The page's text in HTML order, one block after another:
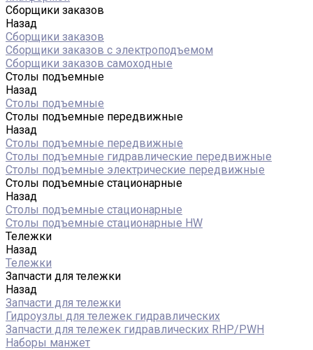
Сборщики заказов
Назад
Сборщики заказов
Сборщики заказов с электроподъемом
Сборщики заказов самоходные
Столы подъемные
Назад
Столы подъемные
Столы подъемные передвижные
Назад
Столы подъемные передвижные
Столы подъемные гидравлические передвижные
Столы подъемные электрические передвижные
Столы подъемные стационарные
Назад
Столы подъемные стационарные
Столы подъемные стационарные HW
Тележки
Назад
Тележки
Запчасти для тележки
Назад
Запчасти для тележки
Гидроузлы для тележек гидравлических
Запчасти для тележек гидравлических RHP/PWH
Наборы манжет